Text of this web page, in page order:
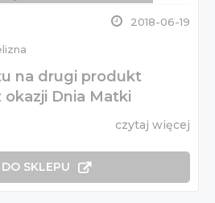
2018-06-19
na drugi produkt
okazji Dnia Matki
czytaj więcej
SKLEPU